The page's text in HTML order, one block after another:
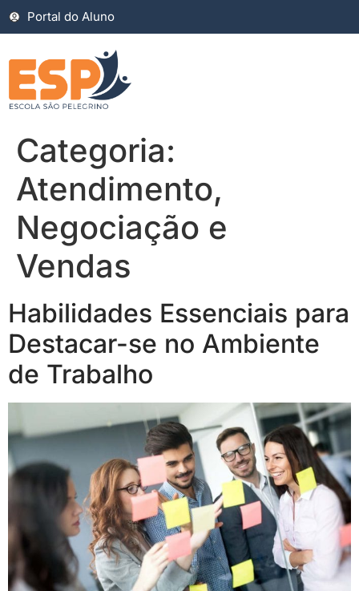
Portal do Aluno
Categoria:
Atendimento,
Negociação e
Vendas
Habilidades Essenciais para
Destacar-se no Ambiente
de Trabalho